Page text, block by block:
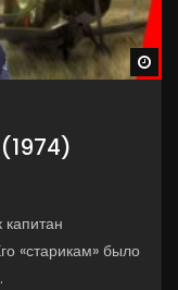
(1974)
«старикам» было